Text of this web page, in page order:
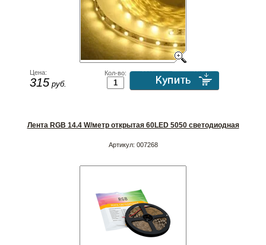
Цена:
315 руб.
Кол-во:
Лента RGB 14.4 W/метр открытая 60LED 5050 светодиодная
Артикул: 007268